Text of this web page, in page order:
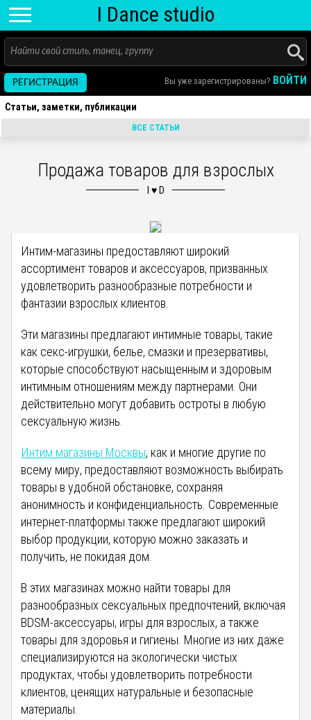
I Dance studio
Вы уже зарегистрированы? ВОЙТИ
РЕГИСТРАЦИЯ
Статьи, заметки, публикации
ВСЕ СТАТЬИ
Продажа товаров для взрослых
Интим-магазины предоставляют широкий
ассортимент товаров и аксессуаров, призванных
удовлетворить разнообразные потребности и
фантазии взрослых клиентов.
Эти магазины предлагают интимные товары, такие
как секс-игрушки, белье, смазки и презервативы,
которые способствуют насыщенным и здоровым
интимным отношениям между партнерами. Они
действительно могут добавить остроты в любую
сексуальную жизнь.
Интим магазины Москвы, как и многие другие по
всему миру, предоставляют возможность выбирать
товары в удобной обстановке, сохраняя
анонимность и конфиденциальность. Современные
интернет-платформы также предлагают широкий
выбор продукции, которую можно заказать и
получить, не покидая дом.
В этих магазинах можно найти товары для
разнообразных сексуальных предпочтений, включая
BDSM-аксессуары, игры для взрослых, а также
товары для здоровья и гигиены. Многие из них даже
специализируются на экологически чистых
продуктах, чтобы удовлетворить потребности
клиентов, ценящих натуральные и безопасные
материалы.